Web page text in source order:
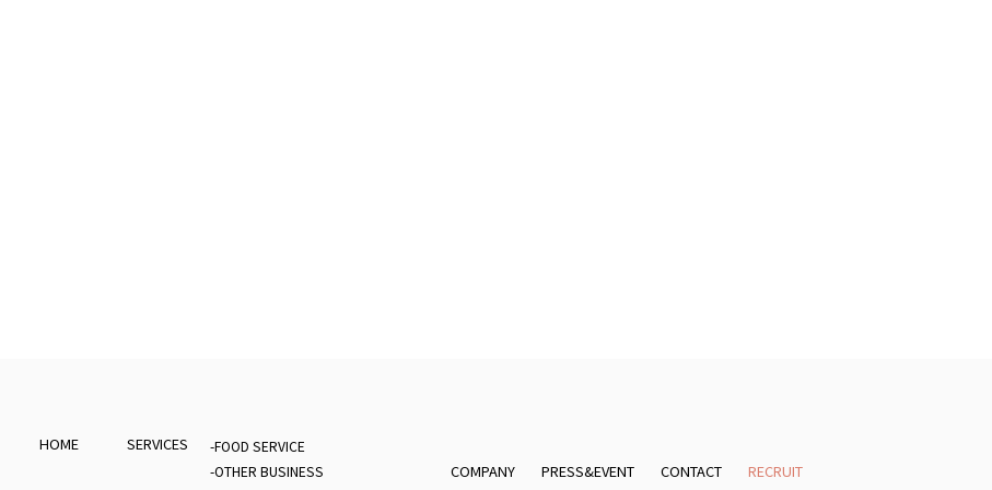
HOME SERVICES
-FOOD SERVICE
-OTHER BUSINESS
COMPANY PRESS&EVENT CONTACT RECRUIT